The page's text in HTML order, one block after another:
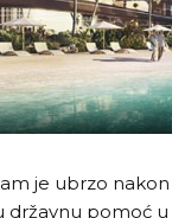
je ubrzo
pomoć u